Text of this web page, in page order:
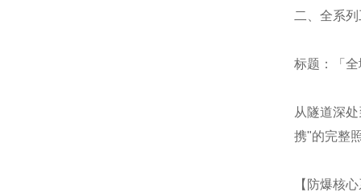
二、全系
标题：「
从隧道深
携"的完整
【防爆核